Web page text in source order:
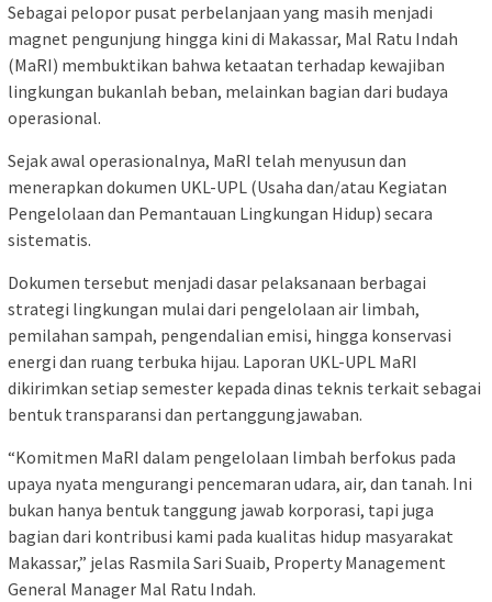
Sebagai pelopor pusat perbelanjaan yang masih menjadi
magnet pengunjung hingga kini di Makassar, Mal Ratu Indah
(MaRI) membuktikan bahwa ketaatan terhadap kewajiban
lingkungan bukanlah beban, melainkan bagian dari budaya
operasional.
Sejak awal operasionalnya, MaRI telah menyusun dan
menerapkan dokumen UKL-UPL (Usaha dan/atau Kegiatan
Pengelolaan dan Pemantauan Lingkungan Hidup) secara
sistematis.
Dokumen tersebut menjadi dasar pelaksanaan berbagai
strategi lingkungan mulai dari pengelolaan air limbah,
pemilahan sampah, pengendalian emisi, hingga konservasi
energi dan ruang terbuka hijau. Laporan UKL-UPL MaRI
dikirimkan setiap semester kepada dinas teknis terkait sebagai
bentuk transparansi dan pertanggungjawaban.
“Komitmen MaRI dalam pengelolaan limbah berfokus pada
upaya nyata mengurangi pencemaran udara, air, dan tanah. Ini
bukan hanya bentuk tanggung jawab korporasi, tapi juga
bagian dari kontribusi kami pada kualitas hidup masyarakat
Makassar,” jelas Rasmila Sari Suaib, Property Management
General Manager Mal Ratu Indah.